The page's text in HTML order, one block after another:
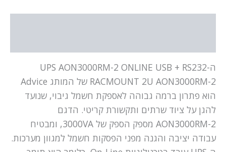
ה-UPS AON3000RM-2 ONLINE USB + RS232
RACMOUNT 2U AON3000RM-2 של המותג Advice
הוא פתרון ברמה גבוהה לאספקת חשמל גיבוי, שנועד
להגן על ציוד שרתים ותקשורת קריטי. הדגם
AON3000RM-2 מספק הספק של 3000VA, ומבטיח
עבודה יציבה והגנה מפני הפסקות חשמל למגוון מערכות.